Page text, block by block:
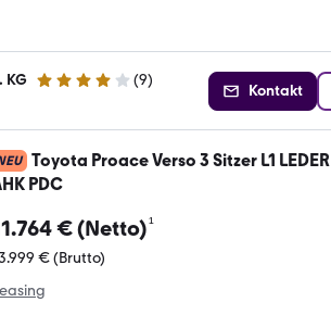
KG 4.2 Sterne (9)
Kontakt
Toyota Proace Verso 3 Sitzer L1
PDC
€ (Netto)¹
€ (Brutto)